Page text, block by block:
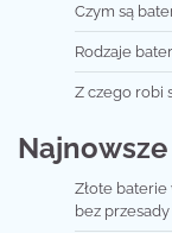
Czym są
Rodzaje
Z czego robi
Złote
bez przesady